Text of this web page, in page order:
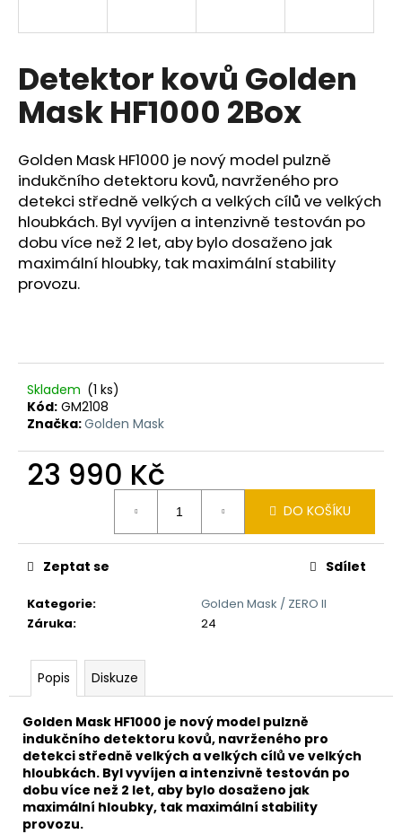
Detektor kovů Golden
Mask HF1000 2Box
Golden Mask HF1000 je nový model pulzně
indukčního detektoru kovů, navrženého pro
detekci středně velkých a velkých cílů ve velkých
hloubkách. Byl vyvíjen a intenzivně testován po
dobu více než 2 let, aby bylo dosaženo jak
maximální hloubky, tak maximální stability
provozu.
Skladem (1 ks)
Kód: GM2108
Značka:Golden Mask
23 990 Kč
DO KOŠÍKU
Kategorie:
Golden Mask / ZERO II
Záruka: 24
Zeptat se Sdílet
Popis Diskuze
Golden Mask HF1000 je nový model pulzně
indukčního detektoru kovů, navrženého pro
detekci středně velkých a velkých cílů ve velkých
hloubkách. Byl vyvíjen a intenzivně testován po
dobu více než 2 let, aby bylo dosaženo jak
maximální hloubky, tak maximální stability
provozu.
í
t
?
HLEDAT
D
r
u
č
u
j
m
KOVŮ
VANQUISH
560
990